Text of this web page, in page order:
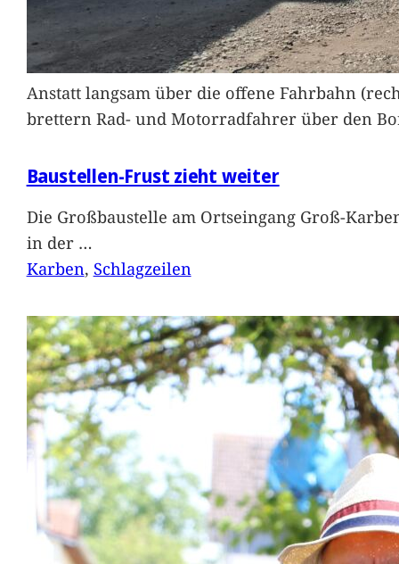
Anstatt langsam über die offene Fahrbahn
brettern Rad- und Motorradfahrer über den
Baustellen-Frust zieht weiter
Die Großbaustelle am Ortseingang Groß-
in der …
Karben, Schlagzeilen